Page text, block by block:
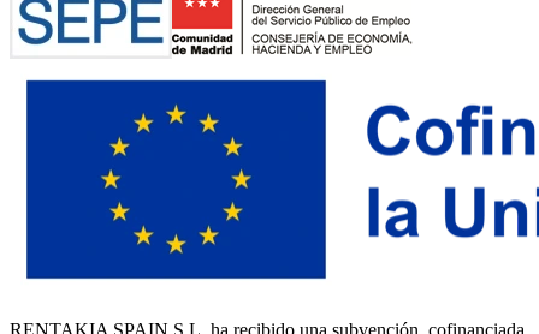
RENTAKIA SPAIN S.L. ha recibido una subvención, cofinanciada